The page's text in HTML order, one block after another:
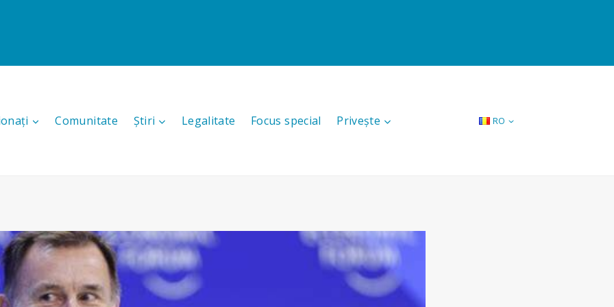
Comunitate Știri Legalitate Focus special Privește RO